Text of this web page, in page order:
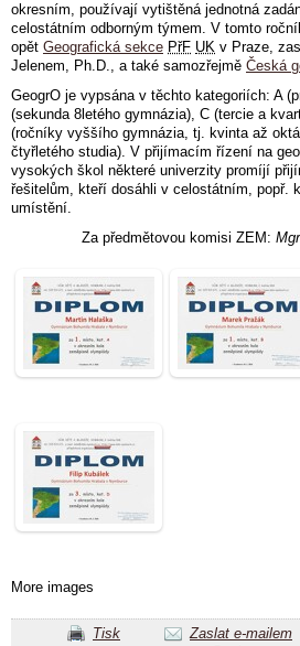
okresním, používají vytištěná jednotná
celostátním odborným týmem. V tomto
opět Geografická sekce PřF UK v Praze,
Jelenem, Ph.D., a také samozřejmě Česká
GeogrO je vypsána v těchto kategoriích: A
(sekunda 8letého gymnázia), C (tercie a
(ročníky vyššího gymnázia, tj. kvinta až
čtyřletého studia). V přijímacím řízení na
vysokých škol některé univerzity promíjí
řešitelům, kteří dosáhli v celostátním, popř.
umístění.
Za předmětovou komisi ZEM:
More images
Tisk Zaslat e-mailem